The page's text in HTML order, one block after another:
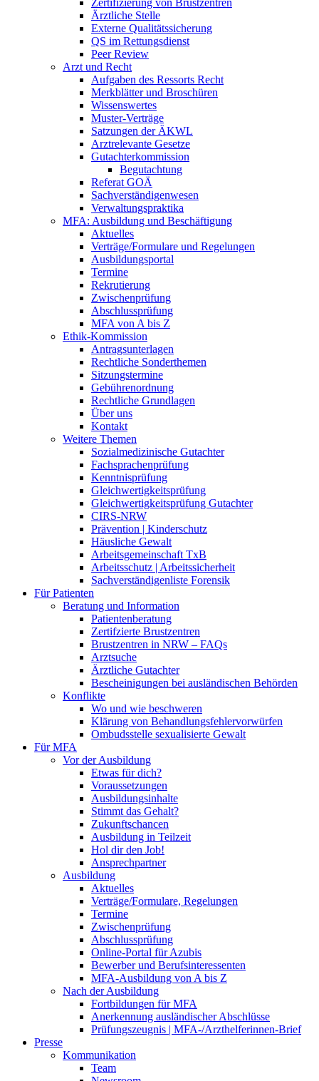
Zertifizierung von Brustzentren
Ärztliche Stelle
Externe Qualitätssicherung
QS im Rettungsdienst
Peer Review
Arzt und Recht
Aufgaben des Ressorts Recht
Merkblätter und Broschüren
Wissenswertes
Muster-Verträge
Satzungen der ÄKWL
Arztrelevante Gesetze
Gutachterkommission
Begutachtung
Referat GOÄ
Sachverständigenwesen
Verwaltungspraktika
MFA: Ausbildung und Beschäftigung
Aktuelles
Verträge/Formulare und Regelungen
Ausbildungsportal
Termine
Rekrutierung
Zwischenprüfung
Abschlussprüfung
MFA von A bis Z
Ethik-Kommission
Antragsunterlagen
Rechtliche Sonderthemen
Sitzungstermine
Gebührenordnung
Rechtliche Grundlagen
Über uns
Kontakt
Weitere Themen
Sozialmedizinische Gutachter
Fachsprachenprüfung
Kenntnisprüfung
Gleichwertigkeitsprüfung
Gleichwertigkeitsprüfung Gutachter
CIRS-NRW
Prävention | Kinderschutz
Häusliche Gewalt
Arbeitsgemeinschaft TxB
Arbeitsschutz | Arbeitssicherheit
Sachverständigenliste Forensik
Für Patienten
Beratung und Information
Patientenberatung
Zertifzierte Brustzentren
Brustzentren in NRW – FAQs
Arztsuche
Ärztliche Gutachter
Bescheinigungen bei ausländischen Behörden
Konflikte
Wo und wie beschweren
Klärung von Behandlungsfehlervorwürfen
Ombudsstelle sexualisierte Gewalt
Für MFA
Vor der Ausbildung
Etwas für dich?
Voraussetzungen
Ausbildungsinhalte
Stimmt das Gehalt?
Zukunftschancen
Ausbildung in Teilzeit
Hol dir den Job!
Ansprechpartner
Ausbildung
Aktuelles
Verträge/Formulare, Regelungen
Termine
Zwischenprüfung
Abschlussprüfung
Online-Portal für Azubis
Bewerber und Berufsinteressenten
MFA-Ausbildung von A bis Z
Nach der Ausbildung
Fortbildungen für MFA
Anerkennung ausländischer Abschlüsse
Prüfungszeugnis | MFA-/Arzthelferinnen-Brief
Presse
Kommunikation
Team